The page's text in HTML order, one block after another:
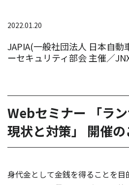
2022.01.20
JAPIA(一般社団法人 日本自動
ーセキュリティ部会 主催／
Webセミナー 「ラ
現状と対策」 開催
身代金として金銭を得ることを